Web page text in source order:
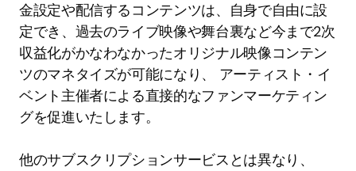
金設定や配信するコンテンツは、自身で自由に設
定でき、過去のライブ映像や舞台裏など今まで2次
収益化がかなわなかったオリジナル映像コンテン
ツのマネタイズが可能になり、 アーティスト・イ
ベント主催者による直接的なファンマーケティン
グを促進いたします。
他のサブスクリプションサービスとは異なり、